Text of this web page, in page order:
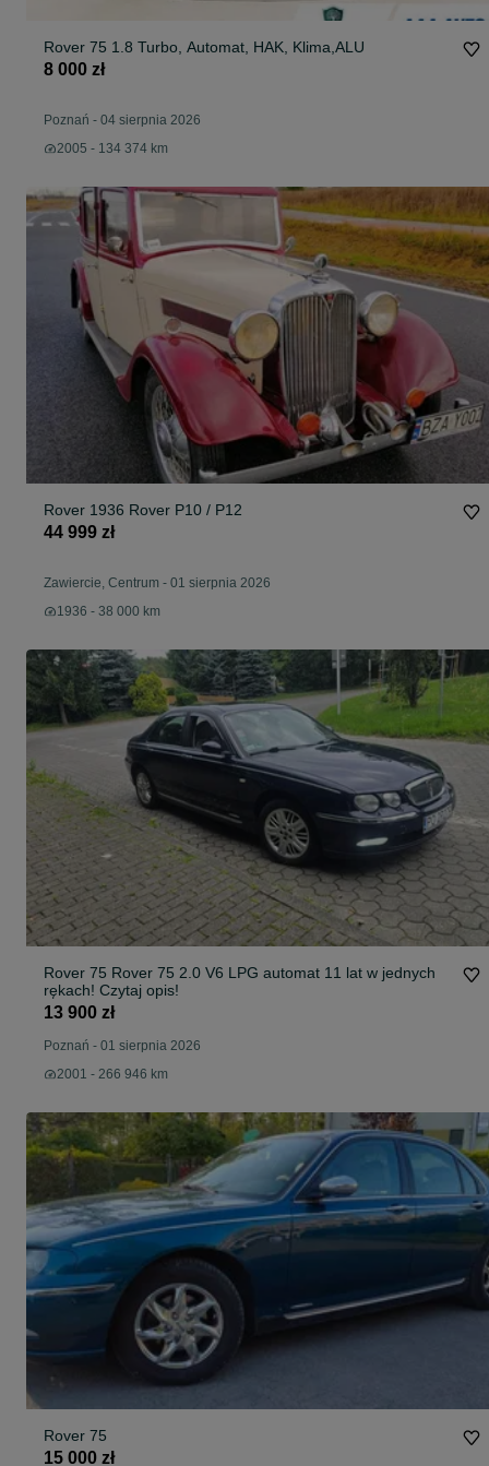
Rover 75 1.8 Turbo, Automat, HAK, Klima,ALU
8 000 zł
Poznań - 04 sierpnia 2026
2005 - 134 374 km
Rover 1936 Rover P10 / P12
44 999 zł
Zawiercie, Centrum - 01 sierpnia 2026
1936 - 38 000 km
Rover 75 Rover 75 2.0 V6 LPG automat 11 lat w jednych
rękach! Czytaj opis!
13 900 zł
Poznań - 01 sierpnia 2026
2001 - 266 946 km
Rover 75
15 000 zł